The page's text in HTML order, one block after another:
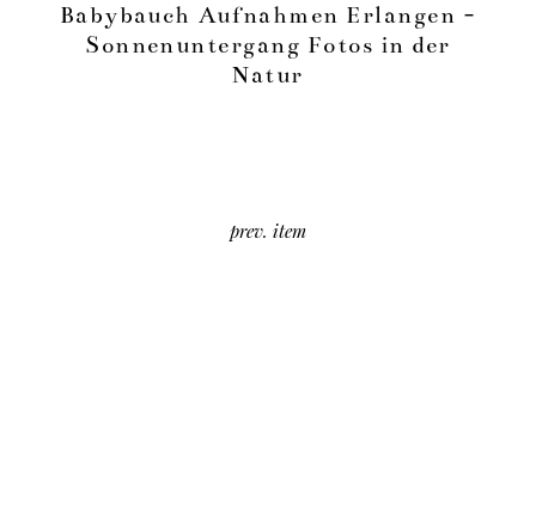
Babybauch Aufnahmen Erlangen -
Sonnenuntergang Fotos in der
Natur
prev. item